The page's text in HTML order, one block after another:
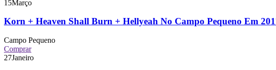
15Março
Korn + Heaven Shall Burn + Hellyeah No Campo Pequeno Em
Campo Pequeno
Comprar
27Janeiro